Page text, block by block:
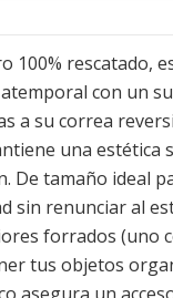
100% rescatado,
con un
a su correa
una estética
De tamaño ideal
sin renunciar al
forrados (uno
tus objetos